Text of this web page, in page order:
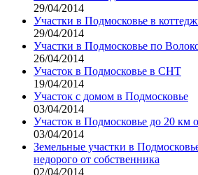
29/04/2014
Участки в Подмосковье в
29/04/2014
Участки в Подмосковье по
26/04/2014
Участок в Подмосковье в СНТ
19/04/2014
Участок с домом в Подмосковье
03/04/2014
Участок в Подмосковье до 20
03/04/2014
Земельные участки в
недорого от собственника
02/04/2014